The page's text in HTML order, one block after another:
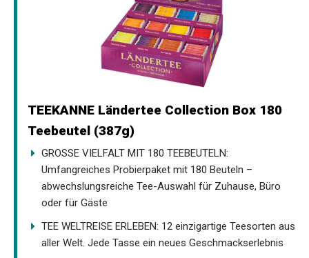
TEEKANNE Ländertee Collection Box 180
Teebeutel (387g)
GROSSE VIELFALT MIT 180 TEEBEUTELN:
Umfangreiches Probierpaket mit 180 Beuteln –
abwechslungsreiche Tee-Auswahl für Zuhause, Büro
oder für Gäste
TEE WELTREISE ERLEBEN: 12 einzigartige Teesorten aus
aller Welt. Jede Tasse ein neues Geschmackserlebnis